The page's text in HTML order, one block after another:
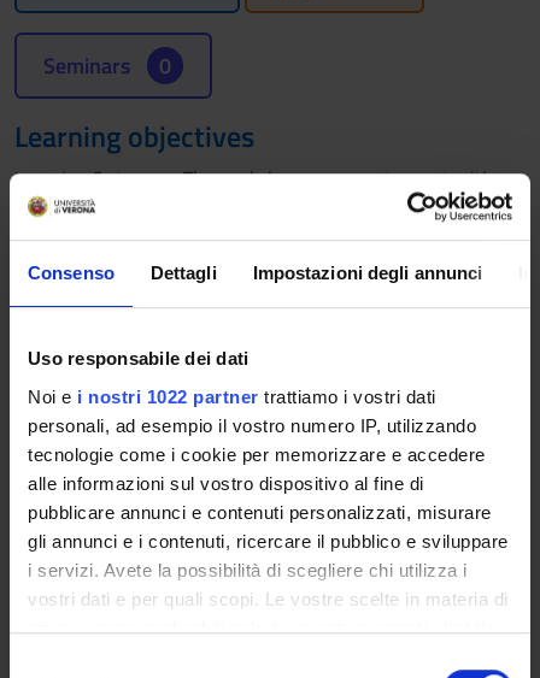
Consenso Dettagli Impostazioni degli annunci
Uso responsabile dei dati
Noi e i nostri 1022 partner trattiamo i vostri dati
personali, ad esempio il vostro numero IP, utilizzando
tecnologie come i cookie per memorizzare e accedere
alle informazioni sul vostro dispositivo al fine di
pubblicare annunci e contenuti personalizzati, misurare
gli annunci e i contenuti, ricercare il pubblico e sviluppare
i servizi. Avete la possibilità di scegliere chi utilizza i
vostri dati e per quali scopi. Le vostre scelte in materia di
privacy sono applicabili solo su questa proprietà digitale
Seminars 0
Learning objectives
Learning Outcomes: The workshops represent opportunities
for interactive learning focused on the application of clinical,
research and management methodologies to different
contexts and health problems related to the nursing and
experience and to sucessfully complete their internship
and reprocessing of the experience, such as learning diaries.
The workshops are performed in small groups and led by a
supervisor teacher.
Prerequisites and basic notions
Attendance to lessons is preparatory.
Program